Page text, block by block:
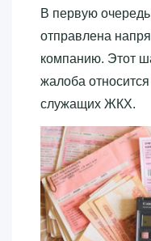
В первую
отправлена
компанию. Этот
жалоба
служащих ЖКХ.